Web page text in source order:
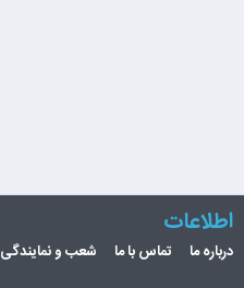
اطلاعات
درباره ما تماس با ما شعب و نمایندگی